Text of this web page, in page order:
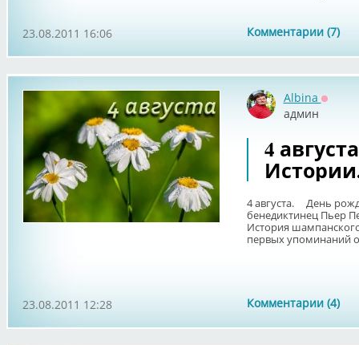
Комментарии (7)
23.08.2011 16:06
Albina
админ
4
4 августа. День
бенедиктинец Пьер
История
первых упоминаний
Комментарии (4)
23.08.2011 12:28